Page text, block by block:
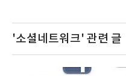
'소셜네트워크' 관련 글